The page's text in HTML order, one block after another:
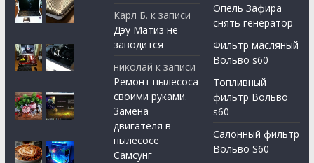
Карл Б. к записи
Дэу Матиз не
заводится
николай к записи
Ремонт пылесоса
своими руками.
Замена
двигателя в
пылесосе
Самсунг
Опель Зафира
снять генератор
Фильтр масляный
Вольво s60
Топливный
фильтр Вольво
s60
Салонный фильтр
Вольво S60